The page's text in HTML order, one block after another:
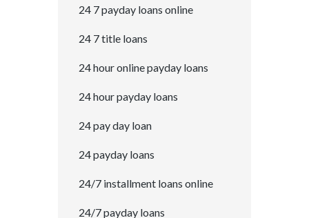
24 7 payday loans online
24 7 title loans
24 hour online payday loans
24 hour payday loans
24 pay day loan
24 payday loans
24/7 installment loans online
24/7 payday loans